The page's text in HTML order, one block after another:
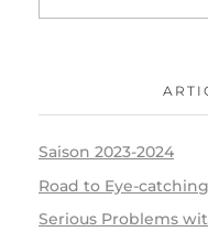
Saison 2023-2024
Road to Eye-
Serious Problems